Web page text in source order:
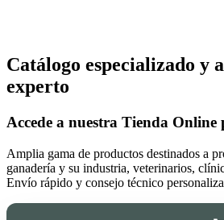
Catálogo especializado y
experto
Accede a nuestra Tienda Online
Amplia gama de productos destinados a
ganadería y su industria, veterinarios,
Envío rápido y consejo técnico